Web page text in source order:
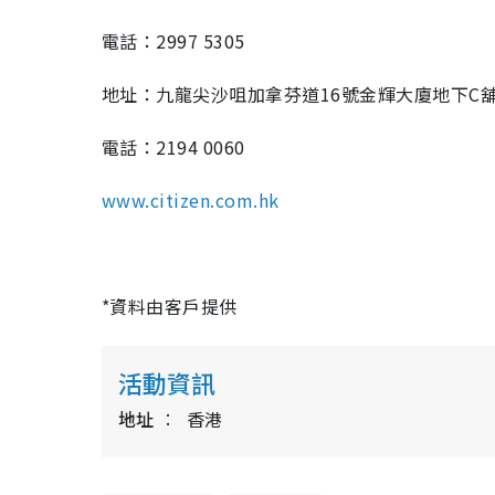
電話： 2997 5305
地址：九龍尖沙咀加拿芬道16號金輝大廈地下C
電話： 2194 0060
www.citizen.com.hk
*資料由客戶提供
活動資訊
地址 香港